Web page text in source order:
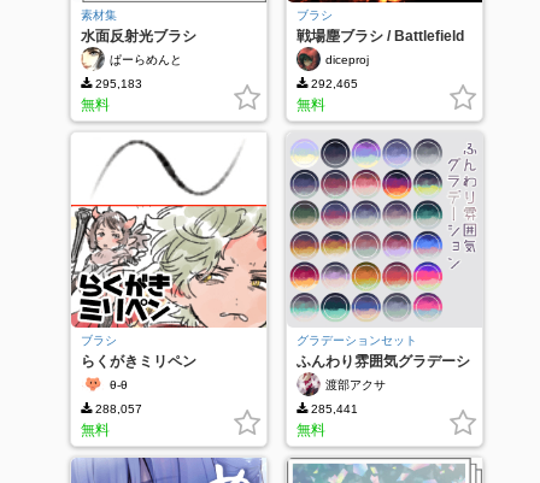
素材集
水面反射光ブラシ
ぱーらめんと
295,183
無料
ブラシ
戦場塵ブラシ / Battlefield
Dusts Brush
diceproj
292,465
無料
ブラシ
らくがきミリペン
θ-θ
288,057
無料
グラデーションセット
ふんわり雰囲気グラデーシ
ョン 渡部アクサ
285,441
無料